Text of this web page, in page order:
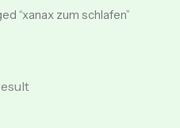
“xanax zum schlafen”